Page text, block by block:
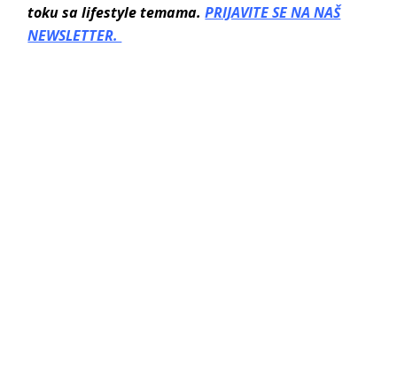
toku sa lifestyle temama.PRIJAVITE SE NA NAŠ
NEWSLETTER.